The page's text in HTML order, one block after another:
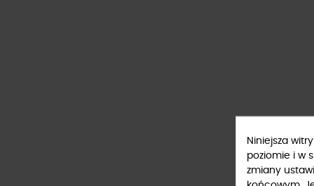
Niniejsza
poziomie i w
zmiany